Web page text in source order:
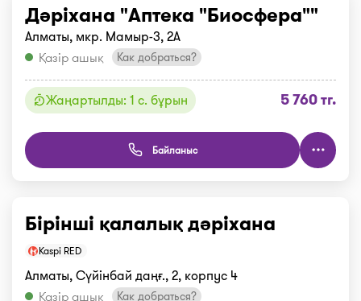
Дәріхана "Аптека "Биосфера""
Алматы, мкр. Мамыр-3, 2А
Қазір ашық
Как добраться?
Жаңартылды: 1 с. бұрын 5 760 тг.
Байланыс
Бірінші қалалық дәріхана
Kaspi RED
Алматы, Сүйінбай даңғ., 2, корпус 4
Қазір ашық
Как добраться?